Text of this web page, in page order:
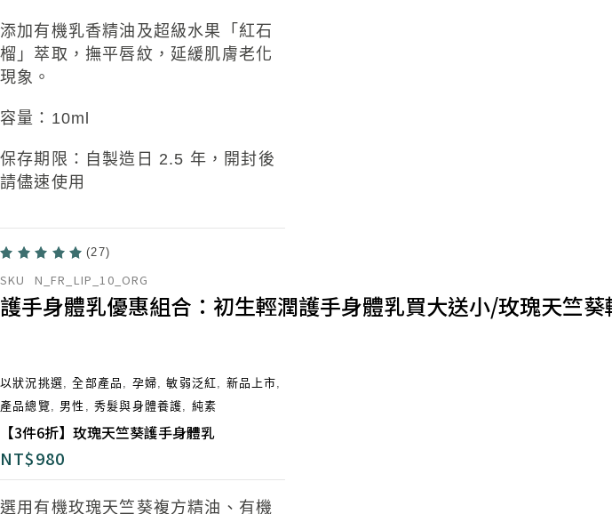
添加有機乳香精油及超級水果「紅石
榴」 萃取，撫平唇紋 ，延緩肌膚老化
現象 。
容量：10ml
保存期限：自製造日 2.5 年，開封後
請儘速使用​
(27)
SKU N_FR_LIP_10_ORG
護手身體乳優惠組合：初生輕潤護手身體乳買大送小/玫瑰天竺
以狀況挑選,全部產品 , 孕婦,敏弱泛紅, 新品上市,
產品總覽, 男性 ,秀髮與身體養護, 純素
【3件6折】玫瑰天竺葵護手身體乳
NT$980
選用有機玫瑰天竺葵複方精油、有機